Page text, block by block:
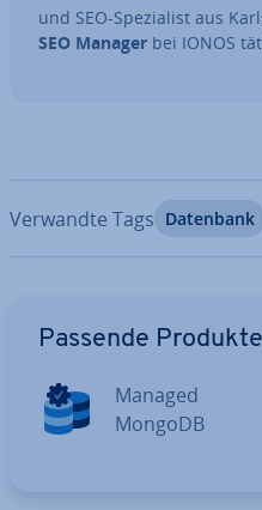
und SEO-Spe­zia­list aus
SEO Manager bei IONOS
Verwandte Tags Datenbank
Passende Produkte
Managed
MongoDB